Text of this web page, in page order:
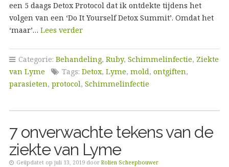
een 5 daags Detox Protocol dat ik ontdekte tijdens het
volgen van een ‘Do It Yourself Detox Summit’. Omdat het
‘maar’… Lees verder
Categorie: Behandeling, Ruby, Schimmelinfectie, Ziekte
van Lyme
Tags: Detox, Lyme, mold, ontgiften,
parasieten, protocol, Schimmelinfectie
7 onverwachte tekens van de
ziekte van Lyme
Geüpdatet op juli 13, 2019 door Rolien Scheepbouwer